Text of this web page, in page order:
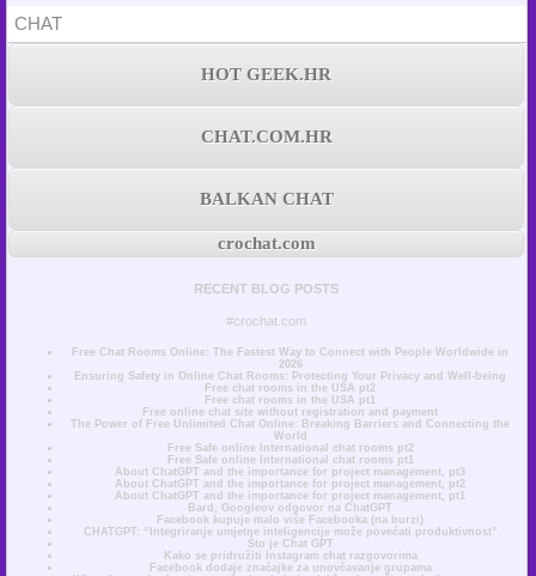
CHAT
HOT GEEK.HR
CHAT.COM.HR
BALKAN CHAT
crochat.com
RECENT BLOG POSTS
#crochat.com
Free Chat Rooms Online: The Fastest Way to Connect with People Worldwide in
2026
Ensuring Safety in Online Chat Rooms: Protecting Your Privacy and Well-being
Free chat rooms in the USA pt2
Free chat rooms in the USA pt1
Free online chat site without registration and payment
The Power of Free Unlimited Chat Online: Breaking Barriers and Connecting the
World
Free Safe online International chat rooms pt2
Free Safe online International chat rooms pt1
About ChatGPT and the importance for project management, pt3
About ChatGPT and the importance for project management, pt2
About ChatGPT and the importance for project management, pt1
Bard, Googleov odgovor na ChatGPT
Facebook kupuje malo više Facebooka (na burzi)
CHATGPT: “Integriranje umjetne inteligencije može povećati produktivnost”
Što je Chat GPT
Kako se pridružiti Instagram chat razgovorima
Facebook dodaje značajke za unovčavanje grupama